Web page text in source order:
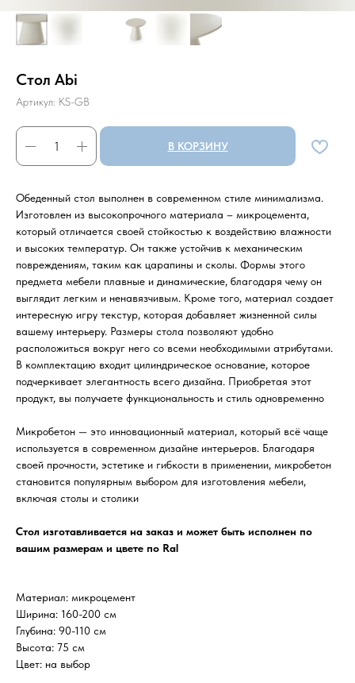
Стол Abi
Артикул: KS-GB
В КОРЗИНУ
Обеденный стол выполнен в современном стиле минимализма.
Изготовлен из высокопрочного материала – микроцемента,
который отличается своей стойкостью к воздействию влажности
и высоких температур. Он также устойчив к механическим
повреждениям, таким как царапины и сколы. Формы этого
предмета мебели плавные и динамические, благодаря чему он
выглядит легким и ненавязчивым. Кроме того, материал создает
интересную игру текстур, которая добавляет жизненной силы
вашему интерьеру. Размеры стола позволяют удобно
расположиться вокруг него со всеми необходимыми атрибутами.
В комплектацию входит цилиндрическое основание, которое
подчеркивает элегантность всего дизайна. Приобретая этот
продукт, вы получаете функциональность и стиль одновременно
Микробетон — это инновационный материал, который всё чаще
используется в современном дизайне интерьеров. Благодаря
своей прочности, эстетике и гибкости в применении, микробетон
становится популярным выбором для изготовления мебели,
включая столы и столики
Стол изготавливается на заказ и может быть исполнен по
вашим размерам и цвете по Ral
Материал: микроцемент
Ширина: 160-200 см
Глубина: 90-110 см
Высота: 75 см
Цвет: на выбор